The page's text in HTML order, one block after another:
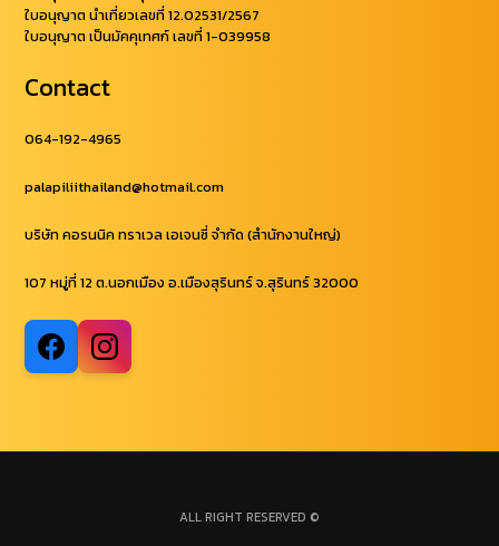
ใบอนุญาต นำเที่ยวเลขที่ 12.02531/2567
ใบอนุญาต เป็นมัคคุเทศก์ เลขที่ 1-039958
Contact
064-192-4965
palapiliithailand@hotmail.com
บริษัท คอรนนิค ทราเวล เอเจนซี่ จำกัด (สำนักงานใหญ่)
107 หมู่ที่ 12 ต.นอกเมือง อ.เมืองสุรินทร์ จ.สุรินทร์ 32000
ALL RIGHT RESERVED ©